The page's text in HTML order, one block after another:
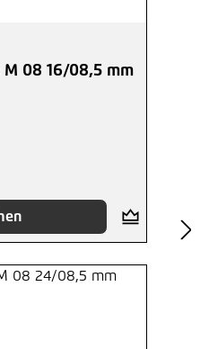
von 4.8 von 5
08 16/08,5 mm